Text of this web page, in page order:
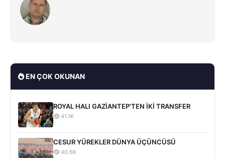
EN ÇOK OKUNAN
ROYAL HALI GAZİANTEP'TEN İKİ TRANSFER
41.1K
CESUR YÜREKLER DÜNYA ÜÇÜNCÜSÜ
40.6K